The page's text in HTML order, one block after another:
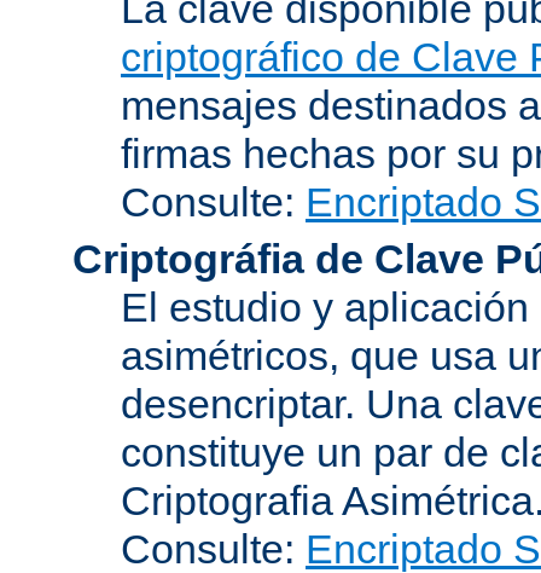
criptográfico de Clave
mensajes destinados
firmas hechas por su
Consulte: Encriptado
Criptográfia de Clave
El estudio y
asimétricos, que usa
desencriptar. Una
constituye un par de
Criptografia
Consulte: Encriptado